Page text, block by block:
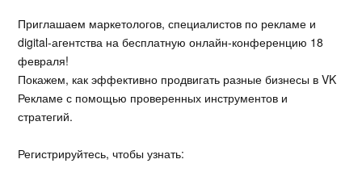
Приглашаем маркетологов, специалистов по рекламе и
digital-агентства на бесплатную онлайн-конференцию 18
февраля!
Покажем, как эффективно продвигать разные бизнесы в VK
Рекламе с помощью проверенных инструментов и
стратегий.
Регистрируйтесь, чтобы узнать: